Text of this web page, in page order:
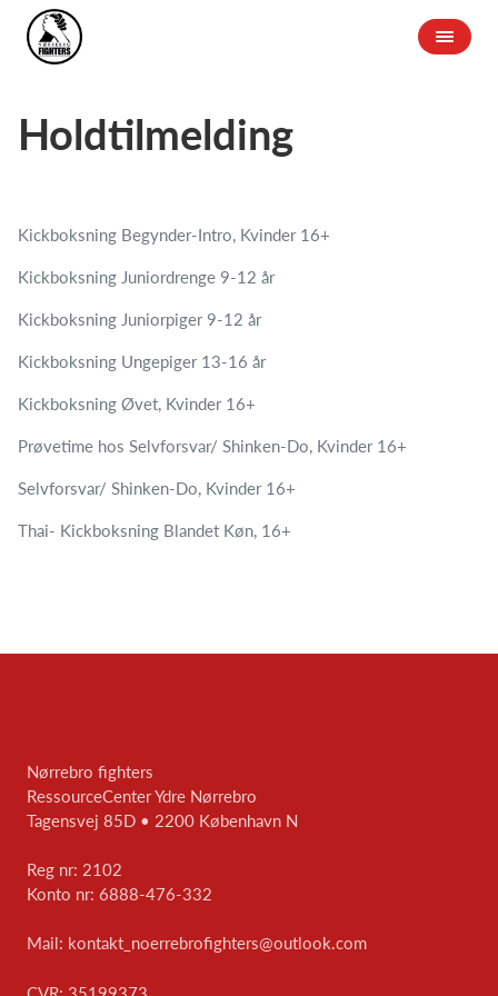
Holdtilmelding
Kickboksning Begynder-Intro, Kvinder 16+
Kickboksning Juniordrenge 9-12 år
Kickboksning Juniorpiger 9-12 år
Kickboksning Ungepiger 13-16 år
Kickboksning Øvet, Kvinder 16+
Prøvetime hos Selvforsvar/ Shinken-Do, Kvinder 16+
Selvforsvar/ Shinken-Do, Kvinder 16+
Thai- Kickboksning Blandet Køn, 16+
Nørrebro fighters
RessourceCenter Ydre Nørrebro
Tagensvej 85D • 2200 København N
Reg nr: 2102
Konto nr: 6888-476-332
Mail: kontakt_noerrebrofighters@outlook.com